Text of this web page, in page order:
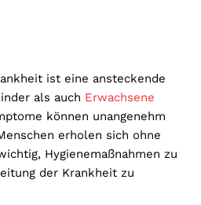
ist eine ansteckende
als auch Erwachsene
können unangenehm
erholen sich ohne
Hygienemaßnahmen zu
der Krankheit zu